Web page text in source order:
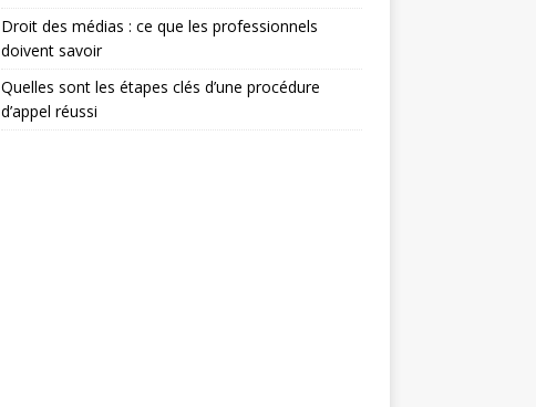
Droit des médias : ce que les professionnels
doivent savoir
Quelles sont les étapes clés d’une procédure
d’appel réussi